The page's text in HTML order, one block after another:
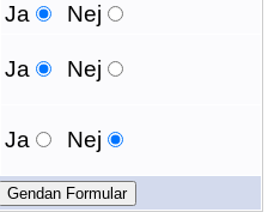
Ja
Nej
Ja Nej
Ja Nej